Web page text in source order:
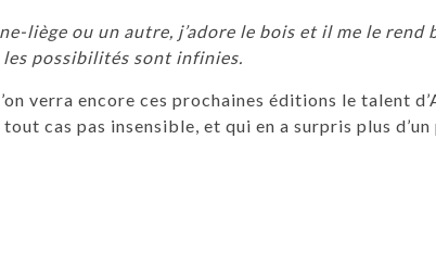
liège ou un autre, j’adore le bois et il me le rend
possibilités sont infinies.
verra encore ces prochaines éditions le talent
cas pas insensible, et qui en a surpris plus